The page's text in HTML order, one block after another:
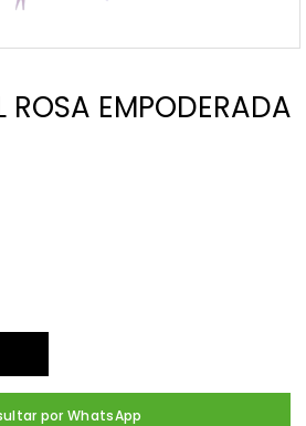
ROSA EMPODERADA
por WhatsApp